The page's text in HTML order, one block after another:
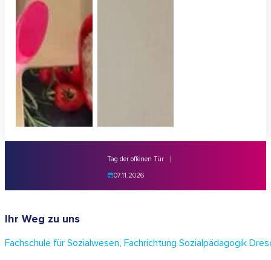
Tag der offenen Tür
07.11.2026
Ihr Weg zu uns
Fachschule für Sozialwesen, Fachrichtung Sozialpädagogik